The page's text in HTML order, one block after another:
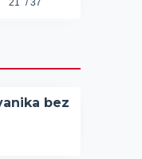
bez